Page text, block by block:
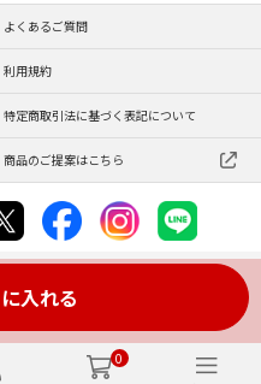
0
入れる
よくあるご質問
利用規約
特定商取引法に基づく表記について
商品のご提案はこちら